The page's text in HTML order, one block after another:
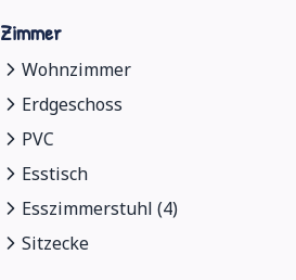
Zimmer
Wohnzimmer
Erdgeschoss
PVC
Esstisch
Esszimmerstuhl (4)
Sitzecke